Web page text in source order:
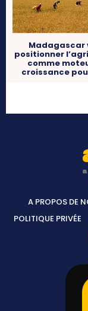
Madagascar
positionner
comme
croissance
A PROPOS DE
POLITIQUE PRIVÉE